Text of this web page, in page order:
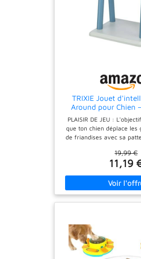
TRIXIE Jouet
Around pour Chien
PLAISIR DE JEU :
que ton chien déplace les
de friandises avec sa
jeu malin et motivant
stratégie TRIXIE pour
convient aussi bien aux
experts du puzzle canin
excellent apprentissage.
friandises peut être
dosage précis DIFFICULTÉ
le niveau de
compagnon, tu peux
19,99 €
11,19